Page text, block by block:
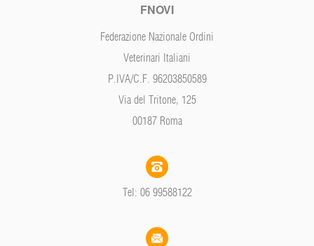
FNOVI
Federazione Nazionale Ordini
Veterinari Italiani
P.IVA/C.F. 96203850589
Via del Tritone, 125
00187 Roma
Tel: 06 99588122